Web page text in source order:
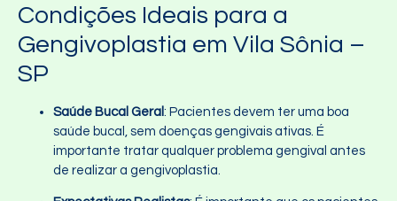
Condições Ideais para a
Gengivoplastia em Vila Sônia –
SP
Saúde Bucal Geral : Pacientes devem ter uma boa
saúde bucal, sem doenças gengivais ativas. É
importante tratar qualquer problema gengival antes
de realizar a gengivoplastia.